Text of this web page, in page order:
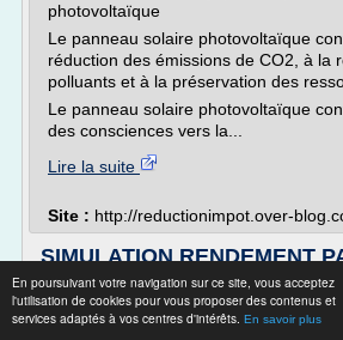
En poursuivant votre navigation sur ce site, vous acceptez
l'utilisation de cookies pour vous proposer des contenus et
services adaptés à vos centres d'intérêts. En savoir plus
photovoltaïque
Le panneau solaire photovoltaïque
réduction des émissions de CO2, à la
polluants et à la préservation des
Le panneau solaire photovoltaïque
des consciences vers la...
Lire la suite
Site : http://reductionimpot.over-
SIMULATION RENDEMENT
SOLAIRE
SIMULATION RENDEMENT PANNEAU